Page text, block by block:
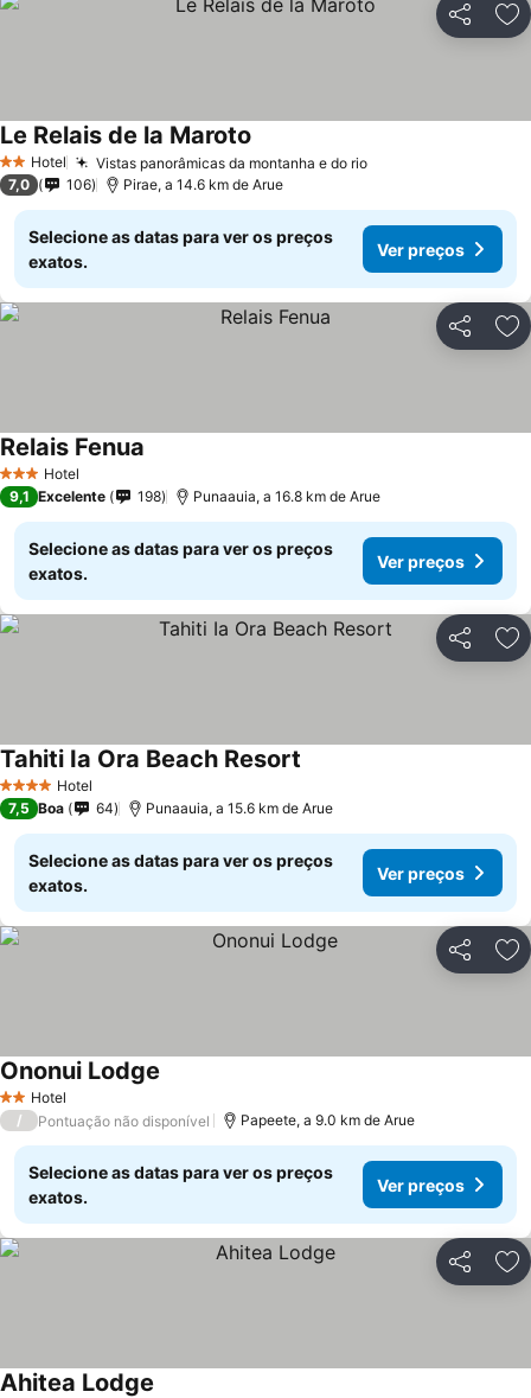
Partilhar
2 Estrelas
Hotel Vistas panorâmicas da montanha e do rioVer preços
Le Relais de la Maroto
7,0 106 Pirae, a 14.6 km de Arue
Selecione as datas para ver os preços
exatos.
Ver preços
Partilhar
3 EstrelasHotel
Relais Fenua
9,1 Excelente 198 Punaauia, a 16.8 km de Arue
Selecione as datas para ver os preços
exatos.
Ver preços
Partilhar
4 EstrelasHotel
Tahiti Ia Ora Beach Resort
7,5 Boa 64 Punaauia, a 15.6 km de Arue
Selecione as datas para ver os preços
exatos.
Ver preços
Partilhar
2 Estrelas
Hotel
Ononui Lodge
/ Pontuação não disponível Papeete, a 9.0 km de Arue
Selecione as datas para ver os preços
exatos.
Ver preços
Partilhar
Ahitea Lodge